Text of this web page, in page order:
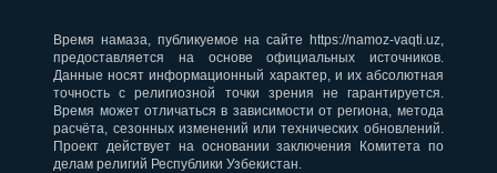
Время намаза, публикуемое на сайте https://namoz-vaqti.uz,
предоставляется на основе официальных источников.
Данные носят информационный характер, и их абсолютная
точность с религиозной точки зрения не гарантируется.
Время может отличаться в зависимости от региона, метода
расчёта, сезонных изменений или технических обновлений.
Проект действует на основании заключения Комитета по
делам религий Республики Узбекистан.